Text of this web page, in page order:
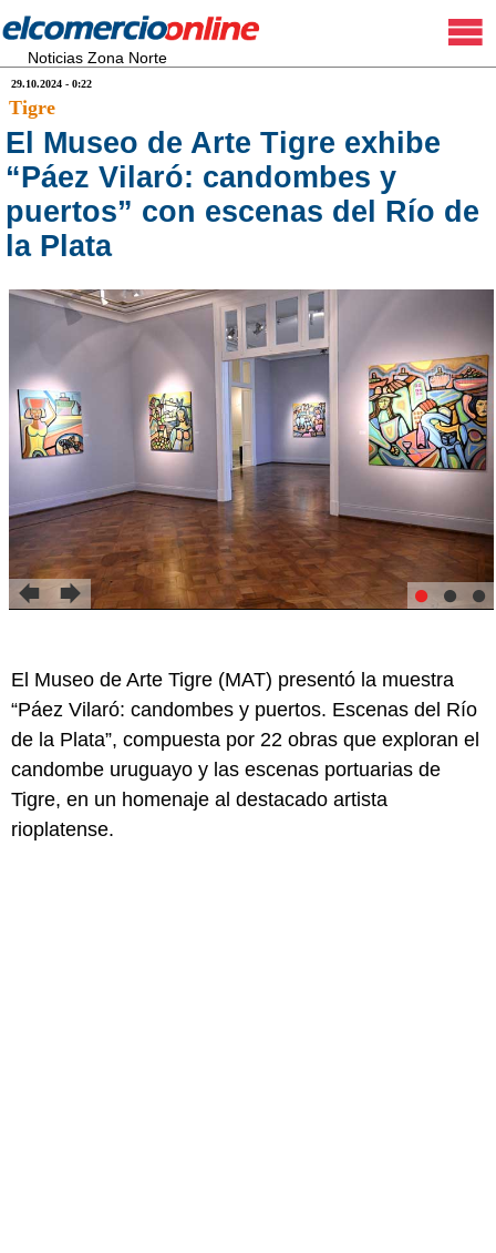
Noticias Zona Norte
29.10.2024 - 0:22
Tigre
El Museo de Arte Tigre exhibe
“Páez Vilaró: candombes y
puertos” con escenas del Río de
la Plata
El Museo de Arte Tigre (MAT) presentó la muestra
“Páez Vilaró: candombes y puertos. Escenas del Río
de la Plata”, compuesta por 22 obras que exploran el
candombe uruguayo y las escenas portuarias de
Tigre, en un homenaje al destacado artista
rioplatense.